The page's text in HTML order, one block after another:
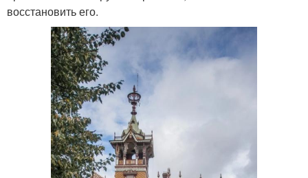
восстановить его.